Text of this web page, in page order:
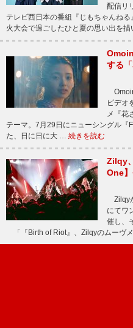
配信リ
テレビ西日本の番組『じもちゃんね
火大会で過ごしたひと夏の思い出を
する
ビデオ
メ『花
テーマ。7月29日にニューシングル『
た、日に日に大 … 続きを読む
Zilqy
One
Zilqy
にてワ
催し、
「『Birth of Riot』、Zilqyのムーヴ